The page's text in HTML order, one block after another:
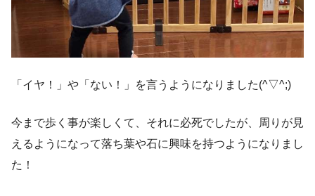
「イヤ！」や「ない！」を言うようになりました(^▽^;)
今まで歩く事が楽しくて、それに必死でしたが、周りが見
えるようになって落ち葉や石に興味を持つようになりまし
た！